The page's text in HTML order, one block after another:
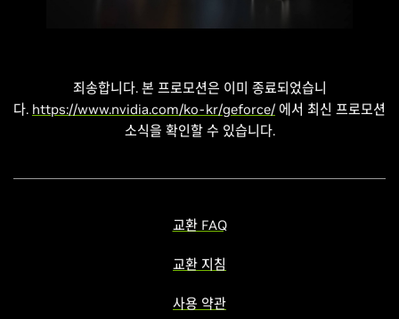
죄송합니다. 본 프로모션은 이미 종료되었습니
다. https://www.nvidia.com/ko-kr/geforce/ 에서 최신 프로모션
소식을 확인할 수 있습니다.
교환 FAQ
교환 지침
사용 약관